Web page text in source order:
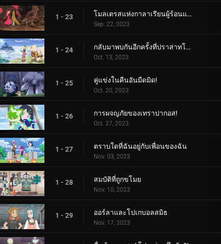
1 - 23 โมลเตรสแห่งกาลาเรียนผู้ร้อนแรง
Sep. 22, 2023
1 - 24 กลับมาพบกันอีกครั้งที่ปราสาทโบราณ!
Oct. 13, 2023
1 - 25 คู่แข่งในคืนอันมืดมิด!
Oct. 20, 2023
1 - 26 การผจญภัยของเทราปากอส!
Oct. 27, 2023
1 - 27 ตราบใดที่ฉันอยู่กับเพื่อนของฉัน
Nov. 03, 2023
1 - 28 สมบัติที่ถูกขโมย
Nov. 10, 2023
1 - 29 ออร์ลาและโปเกบอลสมิธ
Nov. 17, 2023